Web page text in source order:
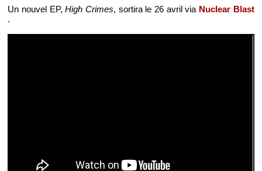
Un nouvel EP,High Crimes, sortira le 26 avril via Nuclear Blast
.